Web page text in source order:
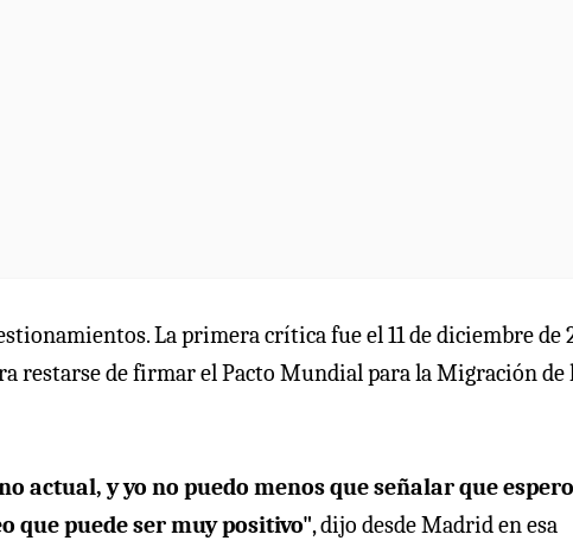
La primera crítica fue el 11 de diciembre de
restarse de firmar el Pacto Mundial para la Migración de
actual, y yo no puedo menos que señalar que
que puede ser muy positivo", dijo desde Madrid en esa